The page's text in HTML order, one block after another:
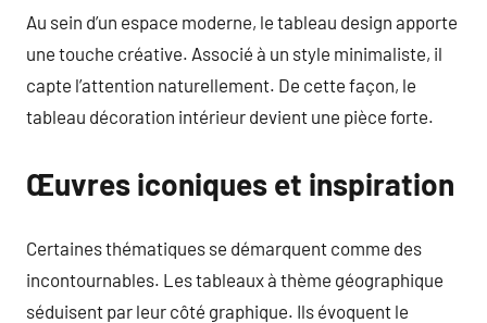
Au sein d’un espace moderne, le tableau design apporte
une touche créative. Associé à un style minimaliste, il
capte l’attention naturellement. De cette façon, le
tableau décoration intérieur devient une pièce forte.
Œuvres iconiques et inspiration
Certaines thématiques se démarquent comme des
incontournables. Les tableaux à thème géographique
séduisent par leur côté graphique. Ils évoquent le